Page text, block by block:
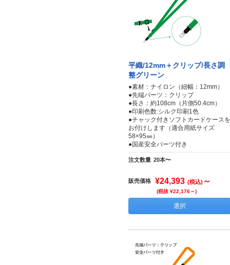
平織/12mm＋クリップ/長さ調
整グリーン
●素材：ナイロン（紐幅：12mm）
●先端パーツ：クリップ
●長さ：約108cm（片側50.4cm）
●印刷色数:シルク印刷1色
●チャック付きソフトカードケースを
お付けします（適合用紙サイズ
58×95㎜）
●国産安全パーツ付き
注文数量 20本〜
販売価格 ¥24,393 (税込) ～
(税抜 ¥22,176～)
選択